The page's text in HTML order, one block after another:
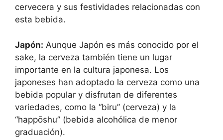
cervecera y sus festividades relacionadas con
esta bebida.
Japón: Aunque Japón es más conocido por el
sake, la cerveza también tiene un lugar
importante en la cultura japonesa. Los
japoneses han adoptado la cerveza como una
bebida popular y disfrutan de diferentes
variedades, como la “biru” (cerveza) y la
“happōshu” (bebida alcohólica de menor
graduación).